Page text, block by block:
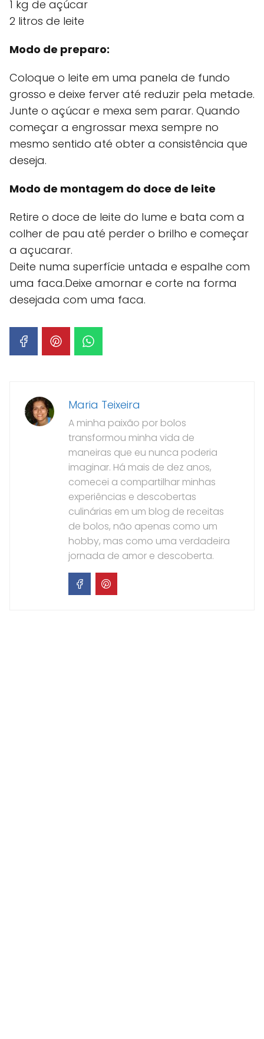
1 kg de açúcar
2 litros de leite
Modo de preparo:
Coloque o leite em uma panela de fundo
grosso e deixe ferver até reduzir pela metade.
Junte o açúcar e mexa sem parar. Quando
começar a engrossar mexa sempre no
mesmo sentido até obter a consistência que
deseja.
Modo de montagem do doce de leite
Retire o doce de leite do lume e bata com a
colher de pau até perder o brilho e começar
a açucarar.
Deite numa superfície untada e espalhe com
uma faca.Deixe amornar e corte na forma
desejada com uma faca.
Maria Teixeira
A minha paixão por bolos
transformou minha vida de
maneiras que eu nunca poderia
imaginar. Há mais de dez anos,
comecei a compartilhar minhas
experiências e descobertas
culinárias em um blog de receitas
de bolos, não apenas como um
hobby, mas como uma verdadeira
jornada de amor e descoberta.